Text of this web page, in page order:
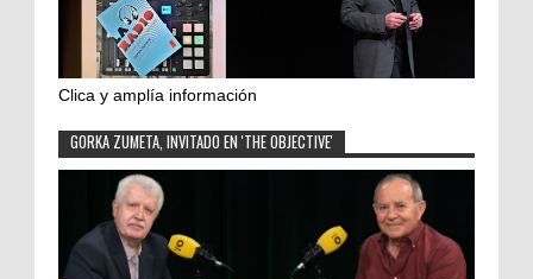
Clica y amplía información
GORKA ZUMETA, INVITADO EN 'THE OBJECTIVE'